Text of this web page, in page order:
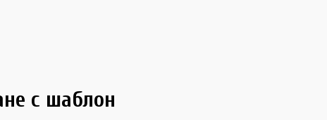
с шаблон